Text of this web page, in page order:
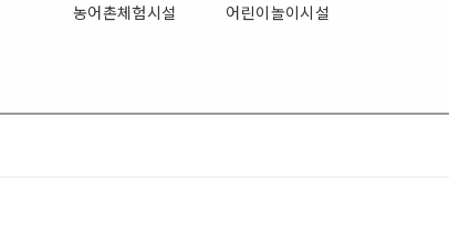
농어촌체험시설 어린이놀이시설